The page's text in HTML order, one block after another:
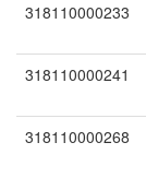
318110000233
318110000241
318110000268